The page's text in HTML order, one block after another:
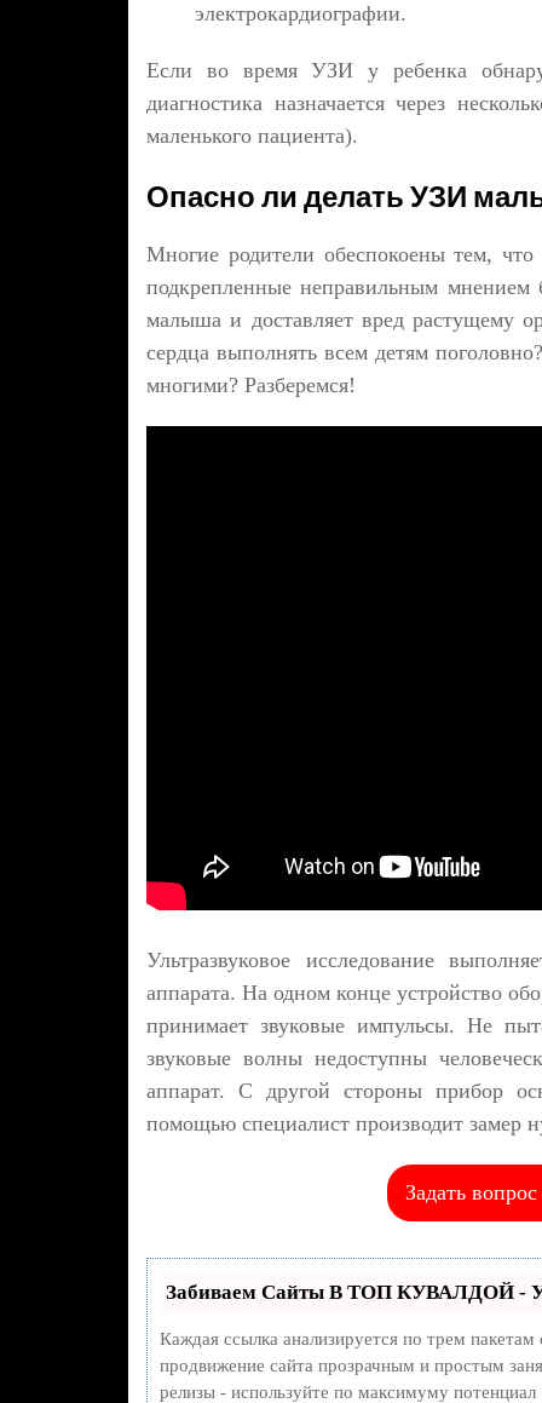
электрокардиографии.
Если во время УЗИ у ребенка
диагностика назначается через
маленького пациента).
Опасно ли делать УЗИ
Многие родители обеспокоены тем,
подкрепленные неправильным мнением
малыша и доставляет вред растущему
сердца выполнять всем детям
многими? Разберемся!
Ультразвуковое исследование
аппарата. На одном конце устройство
принимает звуковые импульсы. Не
звуковые волны недоступны
аппарат. С другой стороны прибор
помощью специалист производит замер
Задать
Забиваем Сайты В ТОП КУВАЛДОЙ -
Каждая ссылка анализируется по трем
продвижение сайта прозрачным и простым
релизы - используйте по максимуму